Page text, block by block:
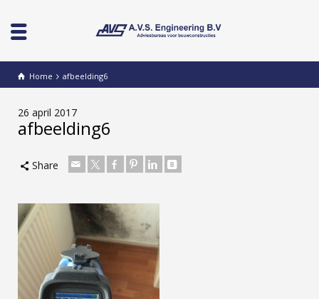
Home afbeelding6
26 april 2017
afbeelding6
Share